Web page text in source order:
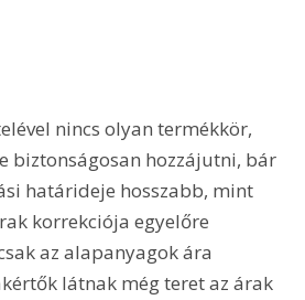
nincs olyan termékkör,
biztonságosan hozzájutni, bár
határideje hosszabb, mint
korrekciója egyelőre
az alapanyagok ára
látnak még teret az árak